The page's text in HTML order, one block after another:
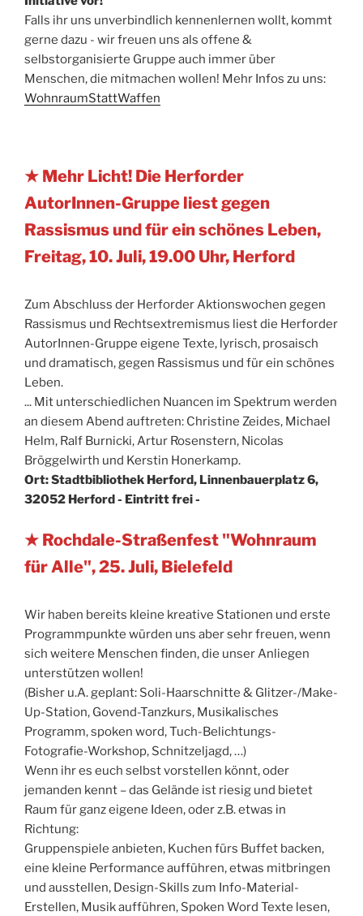
Falls ihr uns unverbindlich kennenlernen wollt, kommt
gerne dazu - wir freuen uns als offene &
selbstorganisierte Gruppe auch immer über
Menschen, die mitmachen wollen! Mehr Infos zu uns:
WohnraumStattWaffen
★ Mehr Licht! Die Herforder
AutorInnen-Gruppe liest gegen
Rassismus und für ein schönes Leben,
Freitag, 10. Juli, 19.00 Uhr, Herford
Zum Abschluss der Herforder Aktionswochen gegen
Rassismus und Rechtsextremismus liest die Herforder
AutorInnen-Gruppe eigene Texte, lyrisch, prosaisch
und dramatisch, gegen Rassismus und für ein schönes
Leben.
... Mit unterschiedlichen Nuancen im Spektrum werden
an diesem Abend auftreten: Christine Zeides, Michael
Helm, Ralf Burnicki, Artur Rosenstern, Nicolas
Bröggelwirth und Kerstin Honerkamp.
Ort: Stadtbibliothek Herford, Linnenbauerplatz 6,
32052 Herford - Eintritt frei -
★ Rochdale-Straßenfest "Wohnraum
für Alle", 25. Juli, Bielefeld
Wir haben bereits kleine kreative Stationen und erste
Programmpunkte würden uns aber sehr freuen, wenn
sich weitere Menschen finden, die unser Anliegen
unterstützen wollen!
(Bisher u.A. geplant: Soli-Haarschnitte & Glitzer-/Make-
Up-Station, Govend-Tanzkurs, Musikalisches
Programm, spoken word, Tuch-Belichtungs-
Fotografie-Workshop, Schnitzeljagd, …)
Wenn ihr es euch selbst vorstellen könnt, oder
jemanden kennt – das Gelände ist riesig und bietet
Raum für ganz eigene Ideen, oder z.B. etwas in
Richtung:
Gruppenspiele anbieten, Kuchen fürs Buffet backen,
eine kleine Performance aufführen, etwas mitbringen
und ausstellen, Design-Skills zum Info-Material-
Erstellen, Musik aufführen, Spoken Word Texte lesen,